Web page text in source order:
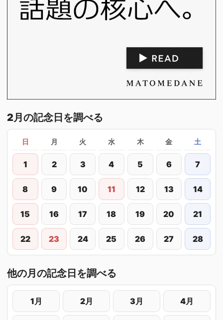
2月の記念日を調べる
日 月 火 水 木 金 土
1 2 3 4 5 6 7
8 9 10 11 12 13 14
15 16 17 18 19 20 21
22 23 24 25 26 27 28
他の月の記念日を調べる
1月 2月 3月 4月